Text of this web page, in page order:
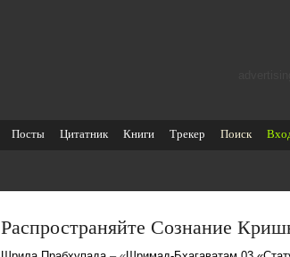
Посты Цитатник Книги Трекер Поиск
Распространяйте Сознание